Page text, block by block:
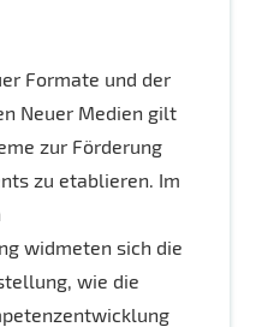
Formate und der
Neuer Medien gilt
zur Förderung
zu etablieren. Im
widmeten sich die
wie die